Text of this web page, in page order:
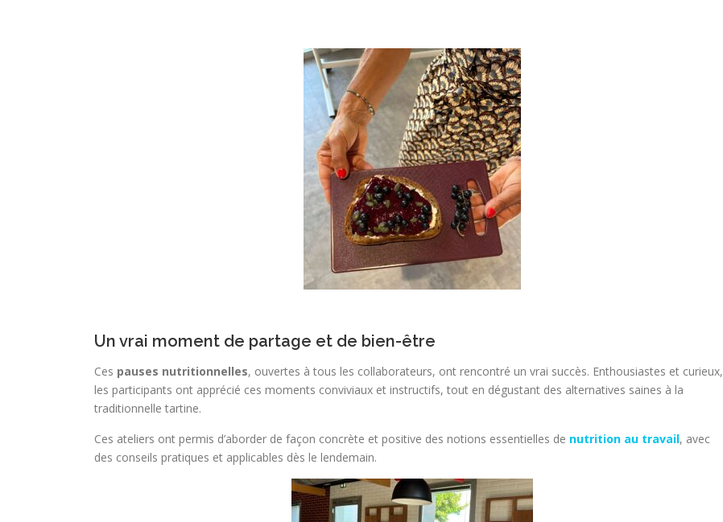
Un vrai moment de partage et de bien-être
Ces pauses nutritionnelles, ouvertes à tous les collaborateurs, ont rencontré un vrai succès. Enthousiastes et curieux,
les participants ont apprécié ces moments conviviaux et instructifs, tout en dégustant des alternatives saines à la
traditionnelle tartine.
Ces ateliers ont permis d’aborder de façon concrète et positive des notions essentielles de nutrition au travail, avec
des conseils pratiques et applicables dès le lendemain.